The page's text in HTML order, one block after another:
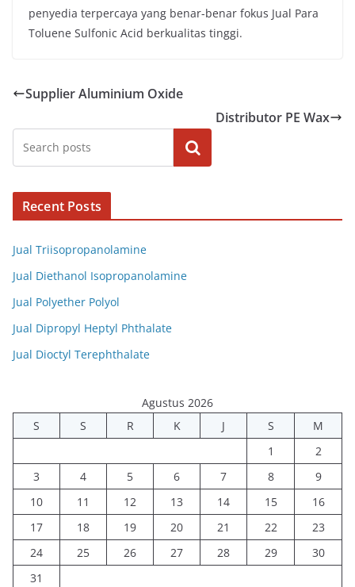
penyedia terpercaya yang benar-benar fokus Jual Para
Toluene Sulfonic Acid berkualitas tinggi.
Supplier Aluminium Oxide
Distributor PE Wax
Cari
Recent Posts
Jual Triisopropanolamine
Jual Diethanol Isopropanolamine
Jual Polyether Polyol
Jual Dipropyl Heptyl Phthalate
Jual Dioctyl Terephthalate
Agustus 2026
S
S R K J S
M
1
2
3
4 5 6 7 8
9
10
11 12 13 14 15
16
17
18 19 20 21 22
23
24
25 26 27 28 29
30
31